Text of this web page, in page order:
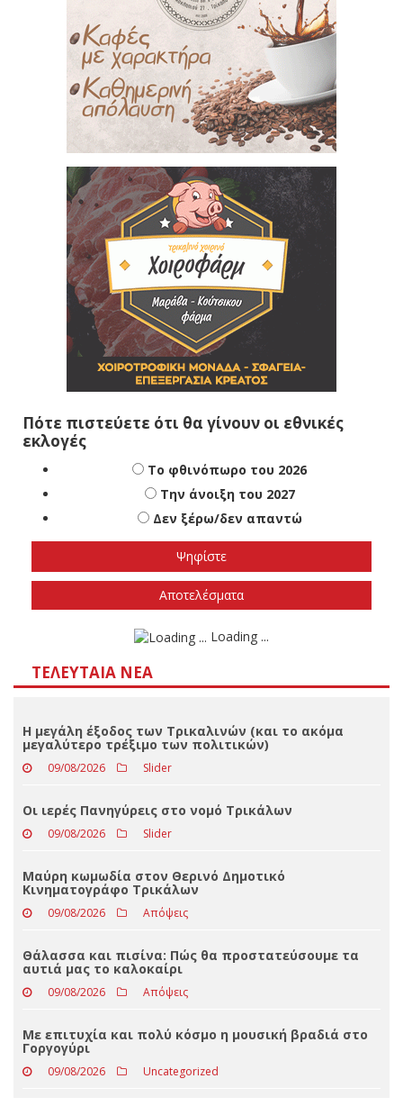
Πότε πιστεύετε ότι θα γίνουν οι εθνικές
εκλογές
Το φθινόπωρο του 2026
Την άνοιξη του 2027
Δεν ξέρω/δεν απαντώ
ΤΕΛΕΥΤΑΊΑ ΝΈΑ
Η μεγάλη έξοδος των Τρικαλινών (και το ακόμα
μεγαλύτερο τρέξιμο των πολιτικών)
Οι ιερές Πανηγύρεις στο νομό Τρικάλων
09/08/2026 Slider
Μαύρη κωμωδία στον Θερινό Δημοτικό
Κινηματογράφο Τρικάλων
09/08/2026 Απόψεις
Θάλασσα και πισίνα: Πώς θα προστατεύσουμε τα
αυτιά μας το καλοκαίρι
09/08/2026 Απόψεις